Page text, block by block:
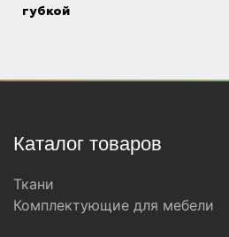
губкой
Каталог товаров
Ткани
Комплектующие для мебели